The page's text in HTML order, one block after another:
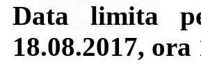
Data limita
18.08.2017, ora